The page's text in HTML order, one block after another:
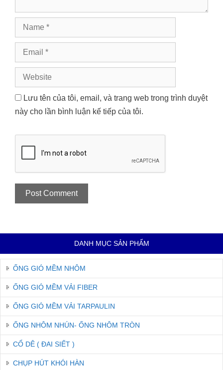
Name
Email
Website
Lưu tên của tôi, email, và trang web trong trình duyệt
này cho lần bình luận kế tiếp của tôi.
DANH MỤC SẢN PHẨM
ỐNG GIÓ MỀM NHÔM
ỐNG GIÓ MỀM VẢI FIBER
ỐNG GIÓ MỀM VẢI TARPAULIN
ỐNG NHÔM NHÚN- ỐNG NHÔM TRÒN
CỔ DÊ ( ĐAI SIẾT )
CHỤP HÚT KHÓI HÀN